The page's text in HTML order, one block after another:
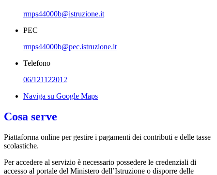
rmps44000b@istruzione.it
PEC
rmps44000b@pec.istruzione.it
Telefono
06/121122012
Naviga su Google Maps
Cosa serve
Piattaforma online per gestire i pagamenti dei contributi e delle tasse
scolastiche.
Per accedere al servizio è necessario possedere le credenziali di
accesso al portale del Ministero dell’Istruzione o disporre delle